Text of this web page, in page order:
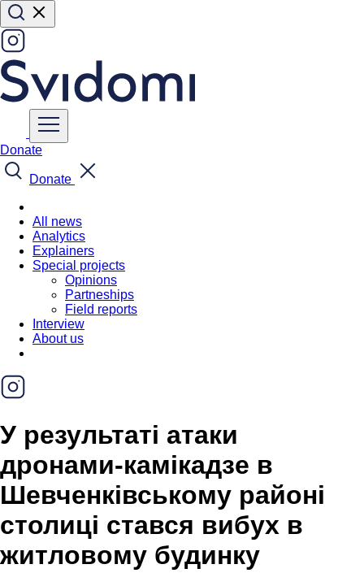
Donate
Donate
All news
Analytics
Explainers
Special projects
Opinions
Partneships
Field reports
Interview
About us
У результаті атаки
дронами-камікадзе в
Шевченківському районі
столиці стався вибух в
житловому будинку